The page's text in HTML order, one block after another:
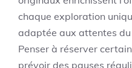
chaque exploration
adaptée aux attentes
Penser à réserver
prévoir des pauses